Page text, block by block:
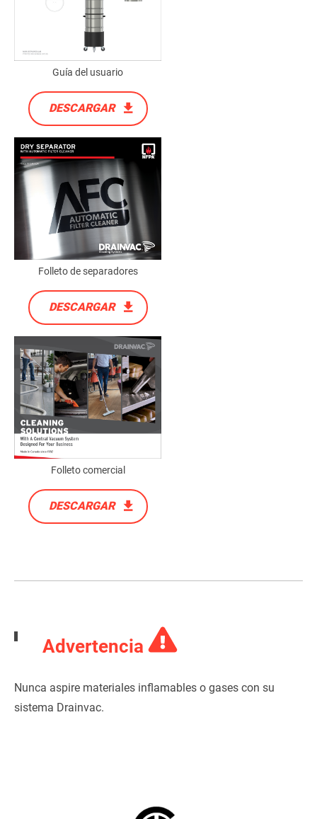
Guía del usuario
DESCARGAR
Folleto de separadores
DESCARGAR
Folleto comercial
DESCARGAR
Advertencia
Nunca aspire materiales inflamables o gases con su
sistema Drainvac.